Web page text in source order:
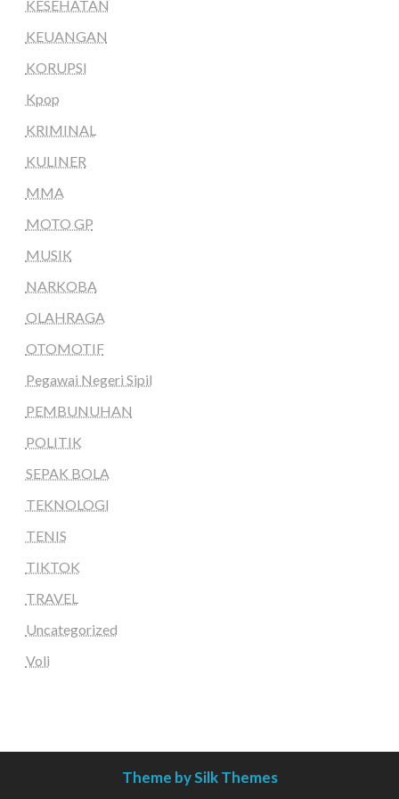
KESEHATAN
KEUANGAN
KORUPSI
Kpop
KRIMINAL
KULINER
MMA
MOTO GP
MUSIK
NARKOBA
OLAHRAGA
OTOMOTIF
Pegawai Negeri Sipil
PEMBUNUHAN
POLITIK
SEPAK BOLA
TEKNOLOGI
TENIS
TIKTOK
TRAVEL
Uncategorized
Voli
Theme by Silk Themes